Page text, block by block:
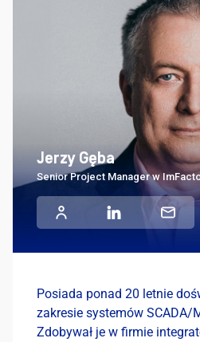
Jerzy Gęba
Senior Project Manager w
Posiada ponad 20 letnie
zakresie systemów SCADA/
Zdobywał je w firmie